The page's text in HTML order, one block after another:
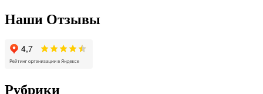
Наши Отзывы
Рубрики